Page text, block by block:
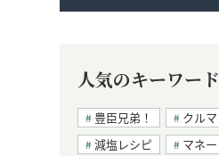
人気のキーワード
豊臣兄弟！
クルマ
減塩レシピ
マネー